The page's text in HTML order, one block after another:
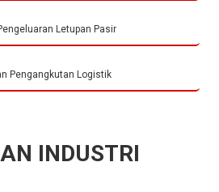
Letupan Pasir
Pengangkutan Logistik
INDUSTRI